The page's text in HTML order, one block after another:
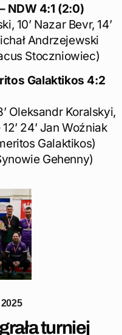
NDW 4:1 (2:0)
10’ Nazar Bevr, 14’
Andrzejewski
Stoczniowiec)
Galaktikos 4:2
Oleksandr Koralskyi,
24’ Jan Woźniak
Galaktikos)
Gehenny)
turniej